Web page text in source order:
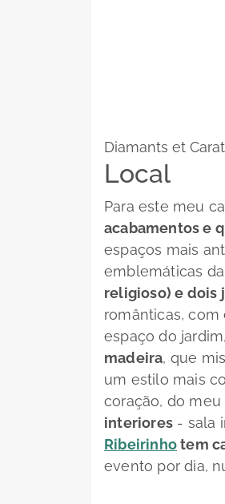
Diamants et
Local
Para este meu
acabamentos e
espaços mais
emblemáticas
religioso) e dois
românticas,
espaço do
madeira, que
um estilo mais
coração, do
interiores - sala
Ribeirinhotem
evento por dia,